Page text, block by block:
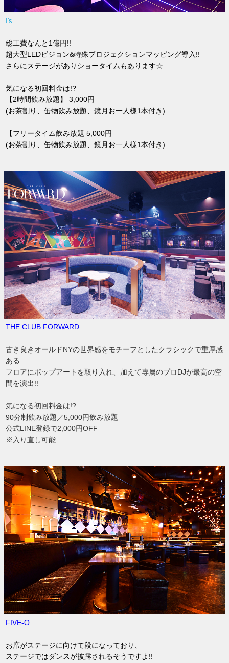
I's
総工費なんと1億円!!
超大型LEDビジョン&特殊プロジェクションマッピング導入!!
さらにステージがありショータイムもあります☆
気になる初回料金は!?
【2時間飲み放題】 3,000円
(お茶割り、缶物飲み放題、鏡月お一人様1本付き)
【フリータイム飲み放題 5,000円
(お茶割り、缶物飲み放題、鏡月お一人様1本付き)
THE CLUB FORWARD
古き良きオールドNYの世界感をモチーフとしたクラシックで重厚感
ある
フロアにポップアートを取り入れ、加えて専属のプロDJが最高の空
間を演出!!
気になる初回料金は!?
90分制飲み放題／5,000円飲み放題
公式LINE登録で2,000円OFF
※入り直し可能
FIVE-O
お席がステージに向けて段になっており、
ステージではダンスが披露されるそうですよ!!